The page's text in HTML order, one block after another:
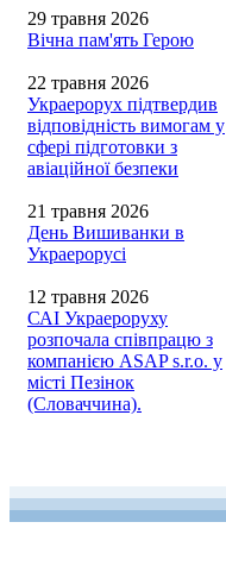
29 травня 2026
Вічна пам'ять Герою
22 травня 2026
Украерорух підтвердив
відповідність вимогам у
сфері підготовки з
авіаційної безпеки
21 травня 2026
День Вишиванки в
Украерорусі
12 травня 2026
САІ Украероруху
розпочала співпрацю з
компанією ASAP s.r.o. у
місті Пезінок
(Словаччина).